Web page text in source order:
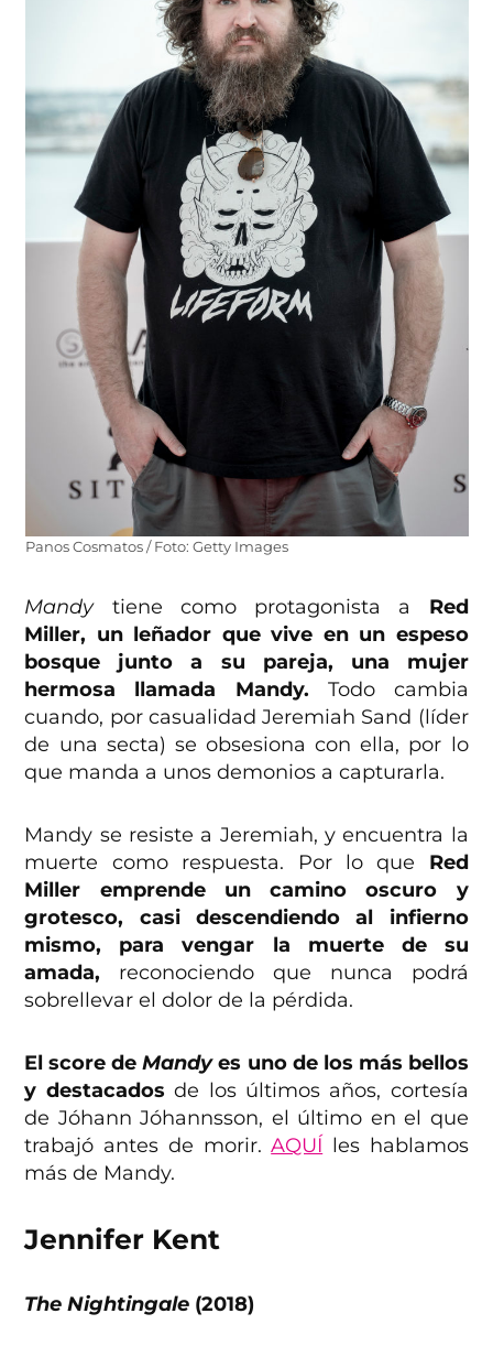
Panos Cosmatos / Foto: Getty Images
Mandytiene como protagonista a Red
Miller, un leñador que vive en un espeso
bosque junto a su pareja, una mujer
hermosa llamada Mandy. Todo cambia
cuando, por casualidad Jeremiah Sand (líder
de una secta) se obsesiona con ella, por lo
que manda a unos demonios a capturarla.
Mandy se resiste a Jeremiah, y encuentra la
muerte como respuesta. Por lo que Red
Miller emprende un camino oscuro y
grotesco, casi descendiendo al infierno
mismo, para vengar la muerte de su
amada, reconociendo que nunca podrá
sobrellevar el dolor de la pérdida.
El score deMandyes uno de los más bellos
y destacados de los últimos años, cortesía
de Jóhann Jóhannsson, el último en el que
trabajó antes de morir.AQUÍ les hablamos
más de Mandy.
Jennifer Kent
The Nightingale (2018)